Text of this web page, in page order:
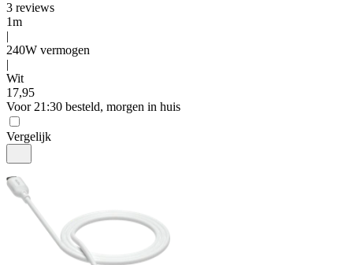
3 reviews
1m
|
240W vermogen
|
Wit
17,95
Voor 21:30 besteld, morgen in huis
Vergelijk